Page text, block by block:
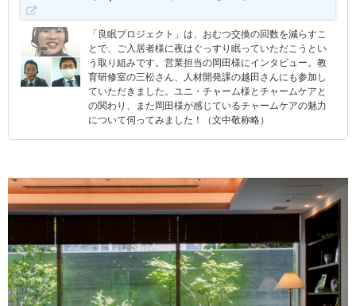
「良眠プロジェクト」は、おむつ交換の回数を減らすこ
とで、ご入居者様に夜はぐっすり眠っていただこうとい
う取り組みです。営業担当の岡田様にインタビュー。教
育研修室の三松さん、人材開発課の越田さんにも参加し
ていただきました。ユニ・チャーム様とチャームケアと
の関わり、また岡田様が感じているチャームケアの魅力
について伺ってみました！（文中敬称略）